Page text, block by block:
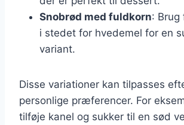
Snobrød med fuldkorn: Brug
i stedet for hvedemel for en
variant.
Disse variationer kan tilpasses
personlige præferencer. For
tilføje kanel og sukker til en sød